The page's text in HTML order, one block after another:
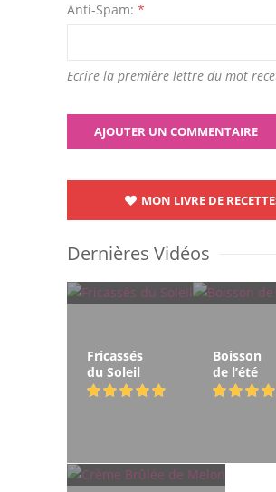
Anti-Spam: *
Ecrire la première lettre du mot
MON LIVRE DE
Dernières Vidéos
Fricassés
du Soleil
Boisson
de l’été